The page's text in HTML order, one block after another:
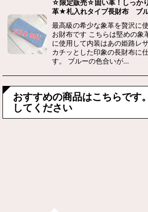
☆限定販売☆固い革！しっか
革★札入れタイプ長財布 ブ
最高級の希少な象革を贅沢に
お財布です こちらは堅めの象
に使用して内装はあの姫路レ
カチッとした印象の長財布に
す。 ブルーの色合いが…
おすすめの商品はこちらです
してください